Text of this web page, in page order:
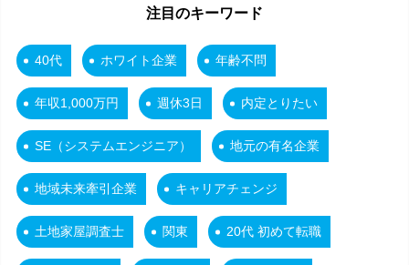
注目のキーワード
40代 ホワイト企業 年齢不問
年収1,000万円 週休3日 内定とりたい
SE（システムエンジニア） 地元の有名企業
地域未来牽引企業 キャリアチェンジ
土地家屋調査士 関東 20代 初めて転職